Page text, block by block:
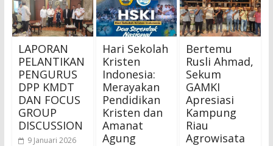
LAPORAN
PELANTIKAN
PENGURUS
DPP KMDT
DAN FOCUS
GROUP
DISCUSSION
9 Januari 2026
Hari Sekolah
Kristen
Indonesia:
Merayakan
Pendidikan
Kristen dan
Amanat
Agung
Bertemu
Rusli Ahmad,
Sekum
GAMKI
Apresiasi
Kampung
Riau
Agrowisata